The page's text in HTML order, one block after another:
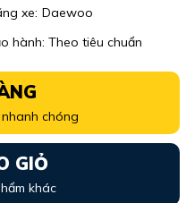
xe: Daewoo
hành: Theo tiêu chuẩn
chóng
GIỎ
khác